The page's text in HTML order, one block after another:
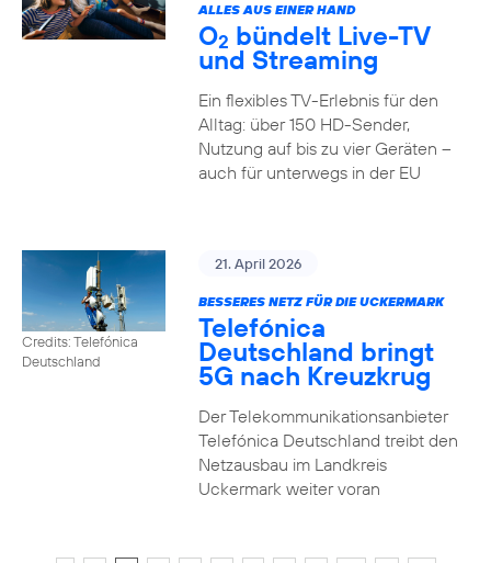
ALLES AUS EINER HAND
O2 bündelt Live-TV
und Streaming
Ein flexibles TV-Erlebnis für den
Alltag: über 150 HD-Sender,
Nutzung auf bis zu vier Geräten –
auch für unterwegs in der EU
Credits: Telefónica
Deutschland
21. April 2026
BESSERES NETZ FÜR DIE UCKERMARK
Telefónica
Deutschland bringt
5G nach Kreuzkrug
Der Telekommunikationsanbieter
Telefónica Deutschland treibt den
Netzausbau im Landkreis
Uckermark weiter voran